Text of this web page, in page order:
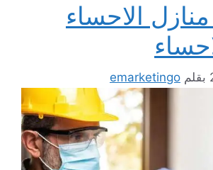
الاحساء
بقلم emarketingo